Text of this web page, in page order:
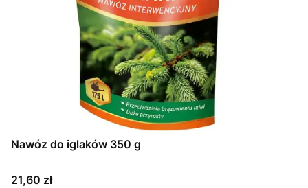
Nawóz do iglaków 350 g
Cena
21,60 zł